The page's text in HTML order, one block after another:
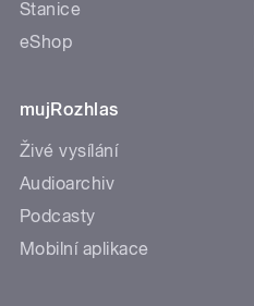
Stanice
eShop
mujRozhlas
Živé vysílání
Audioarchiv
Podcasty
Mobilní aplikace